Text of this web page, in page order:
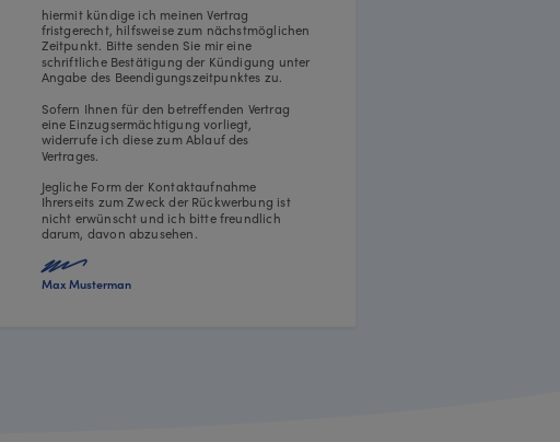
hiermit kündige ich meinen Vertrag
fristgerecht, hilfsweise zum nächstmöglichen
Zeitpunkt. Bitte senden Sie mir eine
schriftliche Bestätigung der Kündigung unter
Angabe des Beendigungszeitpunktes zu.
Sofern Ihnen für den betreffenden Vertrag
eine Einzugsermächtigung vorliegt,
widerrufe ich diese zum Ablauf des
Vertrages.
Jegliche Form der Kontaktaufnahme
Ihrerseits zum Zweck der Rückwerbung ist
nicht erwünscht und ich bitte freundlich
darum, davon abzusehen.
Max Musterman